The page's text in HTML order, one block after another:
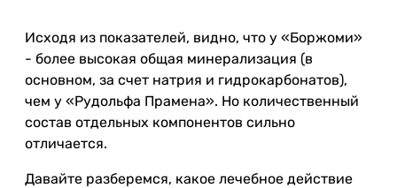
Исходя из показателей, видно, что у «Боржоми»
- более высокая общая минерализация (в
основном, за счет натрия и гидрокарбонатов),
чем у «Рудольфа Прамена». Но количественный
состав отдельных компонентов сильно
отличается.
Давайте разберемся, какое лечебное действие